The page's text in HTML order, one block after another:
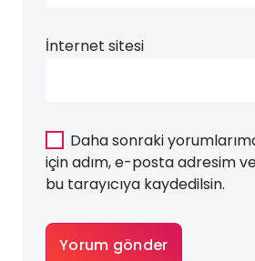
İnternet sitesi
Daha sonraki
için adım, e-posta adresim
bu tarayıcıya kaydedilsin.